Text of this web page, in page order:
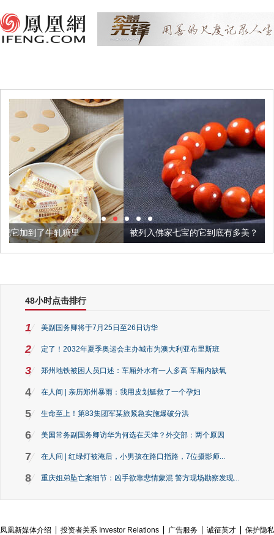
被列入佛家七宝的它到底有多美？
48小时点击排行
1 美副国务卿将于7月25日至26日访华
2 定了！2032年夏季奥运会主办城市为澳大利亚布里斯班
3 郑州地铁被困人员口述：车厢外水有一人多高 车厢内缺氧
4 在人间 | 亲历郑州暴雨：我用皮划艇救了一个孕妇
5 生命至上！第83集团军某旅紧急实施爆破分洪
6 美国常务副国务卿访华为何选在天津？外交部：两个原因
7 在人间 | 红绿灯被淹后，小男孩在路口指路，7位摄影师...
8 重庆姐弟坠亡案细节：凶手欲靠悲情蒙混 警方现场勘察发现...
凤凰新媒体介绍 投资者关系 Investor Relations 广告服务 诚征英才
保护隐